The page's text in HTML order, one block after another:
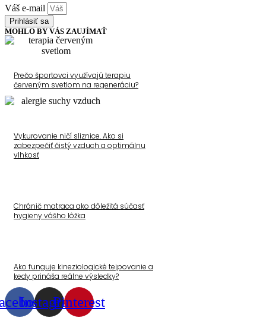
Váš e-mail
Prihlásiť sa
MOHLO BY VÁS ZAUJÍMAŤ
Prečo športovci využívajú terapiu
červeným svetlom na regeneráciu?
Vykurovanie ničí sliznice. Ako si
zabezpečiť čistý vzduch a optimálnu
vlhkosť
Chránič matraca ako dôležitá súčasť
hygieny vášho lôžka
Ako funguje kineziologické tejpovanie a
kedy prináša reálne výsledky?
InstagramPinterest